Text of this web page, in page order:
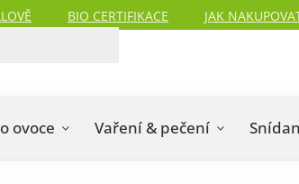
BIO CERTIFIKACE JAK
ovoce Vaření & pečení